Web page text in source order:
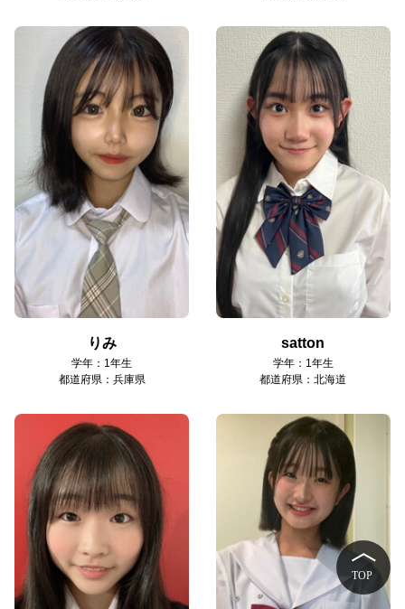
りみ
学年：1年生
都道府県：兵庫県
satton
学年：1年生
都道府県：北海道